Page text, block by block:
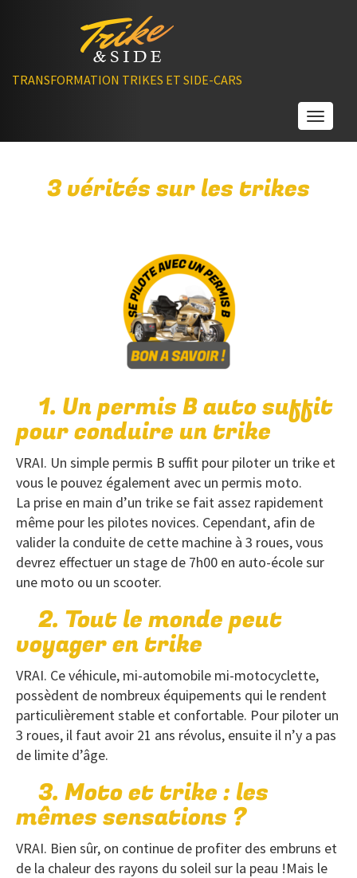
TRANSFORMATION TRIKES ET SIDE-CARS
3 vérités sur les trikes
1. Un permis B auto suffit
pour conduire un trike
VRAI. Un simple permis B suffit pour piloter un trike et
vous le pouvez également avec un permis moto.
La prise en main d’un trike se fait assez rapidement
même pour les pilotes novices. Cependant, afin de
valider la conduite de cette machine à 3 roues, vous
devrez effectuer un stage de 7h00 en auto-école sur
une moto ou un scooter.
2. Tout le monde peut
voyager en trike
VRAI. Ce véhicule, mi-automobile mi-motocyclette,
possèdent de nombreux équipements qui le rendent
particulièrement stable et confortable. Pour piloter un
3 roues, il faut avoir 21 ans révolus, ensuite il n’y a pas
de limite d’âge.
3. Moto et trike : les
mêmes sensations ?
VRAI. Bien sûr, on continue de profiter des embruns et
de la chaleur des rayons du soleil sur la peau !Mais le